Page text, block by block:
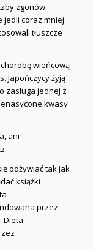
zgonów
jedli coraz mniej
tłuszcze
wieńcową
Japończycy żyją
zasługa jednej z
kwasy
ani
odżywiać tak jak
książki
przez
Dieta